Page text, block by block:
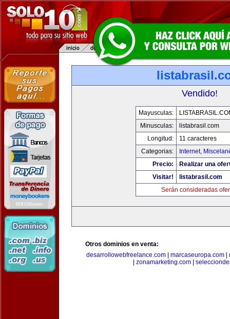
Vendido!
Mayusculas:
Minusculas:
listabrasil.com
Longitud:
11 caracteres
Categorias:
Internet,
Precio:
Realizar una
Visitar!
listabrasil.com
Serán consideradas
Otros dominios en venta:
desarrollowebfreelance.com| marcaseuropa.com|
zonamarketing.com